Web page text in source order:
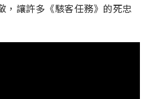
，讓許多《駭客任務》的死忠